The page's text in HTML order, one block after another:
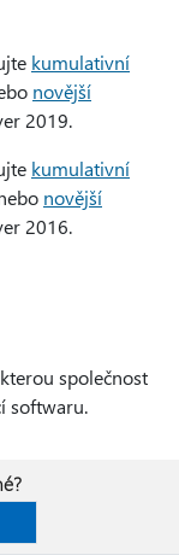
kumulativní
novější
2019.
kumulativní
novější
2016.
společnost
softwaru.